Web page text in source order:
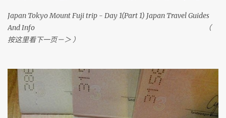
Japan Tokyo Mount Fuji trip - Day 1(Part 1) Japan Travel Guides
And Info （
按这里看下一页－＞ ）